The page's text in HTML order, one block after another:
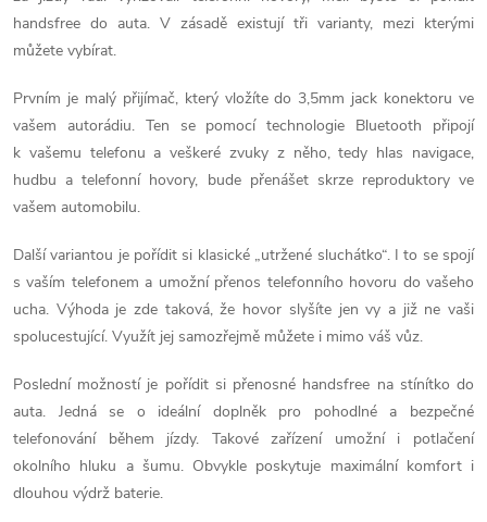
ů
t
ů
l
á
d
a
c
í
p
r
v
k
y
v
handsfree do auta. V zásadě existují tři varianty, mezi kterými
můžete vybírat.
Prvním je malý přijímač, který vložíte do 3,5mm jack konektoru ve
vašem autorádiu. Ten se pomocí technologie Bluetooth připojí
k vašemu telefonu a veškeré zvuky z něho, tedy hlas navigace,
hudbu a telefonní hovory, bude přenášet skrze reproduktory ve
vašem automobilu.
Další variantou je pořídit si klasické „utržené sluchátko“. I to se spojí
s vaším telefonem a umožní přenos telefonního hovoru do vašeho
ucha. Výhoda je zde taková, že hovor slyšíte jen vy a již ne vaši
spolucestující. Využít jej samozřejmě můžete i mimo váš vůz.
Poslední možností je pořídit si přenosné handsfree na stínítko do
auta. Jedná se o ideální doplněk pro pohodlné a bezpečné
telefonování během jízdy. Takové zařízení umožní i potlačení
okolního hluku a šumu. Obvykle poskytuje maximální komfort i
dlouhou výdrž baterie.